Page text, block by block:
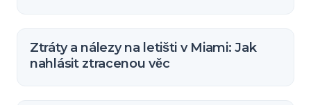
Ztráty a nálezy na letišti v Miami: Jak
nahlásit ztracenou věc